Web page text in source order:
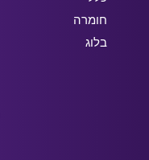
חומרה
בלוג